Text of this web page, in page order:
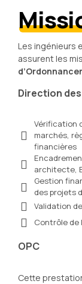
Les ingénieurs
assurent les
Direction
Vérification
marchés,
financières
architecte,
Gestion
des projets
Validation
Contrôle de
OPC
Cette